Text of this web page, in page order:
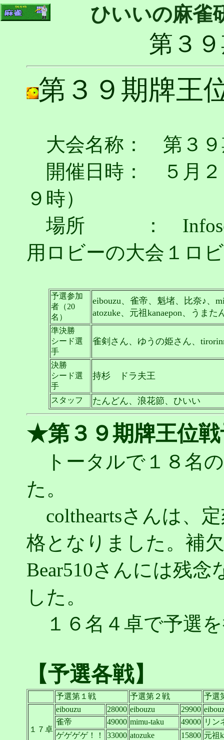
ひいいの麻雀
第３
第３９期牌王
大会名称： 第３９
開催日時： ５月２
９時）
場所 ： Infoseek
用ロビーの大会１ロ
予選参加
者（20
名）
eibouzu、雀帝、魁堵、比奈♪、
atozuke、元祖kanaepon、うま
準決勝
シード選
手
雀剣さん、ゆうの姫さん、
決勝
シード選
手
持杉 ドラ夫王
スタッフ たんどん、浪花節、ひいい
★第３９期牌王位戦
トータルで１８名
た。
coltheartsさんは、
格となりました。補
Bear510さんには残
した。
１６名４卓で予選
【予選各戦】
予選第１戦 予選第２戦 予選
１７卓
eibouzu 28000 eibouzu 29900
雀帝
49000 mimu-taku 49000 リン
ゲゲゲゲ！！
33000 atozuke 15800 元祖